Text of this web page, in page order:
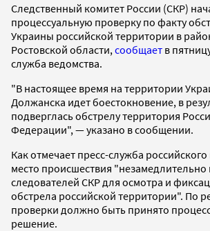
Следственный комитет России (СКР)
процессуальную проверку по факту
Украины российской территории в
Ростовской области, сообщает в
служба ведомства.
"В настоящее время на территории
Должанска идет боестокновение, в
подверглась обстрелу территория
Федерации", — указано в сообщении.
Как отмечает пресс-служба
место происшествия "незамедлительно
следователей СКР для осмотра и
обстрела российской территории". По
проверки должно быть принято
решение.